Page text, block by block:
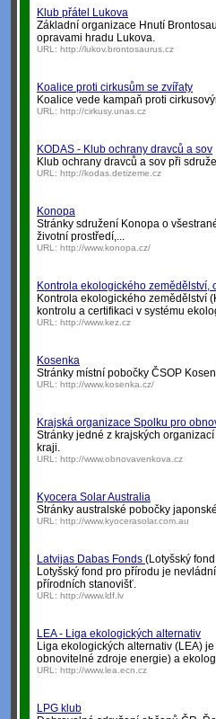
Klub přátel Lukova
Základní organizace Hnutí
opravami hradu Lukova.
URL: http://lukov.brontosaurus.cz
Koalice proti cirkusům se zvířaty
Koalice vede kampaň proti
URL: http://cirkusy.unas.cz
KODAS - Klub ochrany dravců a sov
Klub ochrany dravců a sov při
URL: http://kodas.detizeme.cz
Konopa
Stránky sdružení Konopa o
životní prostředí,...
URL: http://www.konopa.cz/
Kontrola ekologického zemědělství,
Kontrola ekologického zemědělství
kontrolu a certifikaci v systému
URL: http://www.kez.cz
Kosenka
Stránky místní pobočky ČSOP
URL: http://www.kosenka.cz/
Krajská organizace Spolku pro
Stránky jedné z krajských
kraji.
URL: http://www.obnovavenkova.cz
Kyocera Solar Australia
Stránky australské pobočky
URL: http://www.kyocerasolar.com.au
Latvijas Dabas Fonds (Lotyšský
Lotyšský fond pro přírodu je
přírodních stanovišť.
URL: http://www.ldf.lv
LEA - Liga ekologických alternativ
Liga ekologických alternativ (LEA)
obnovitelné zdroje energie) a
URL: http://www.lea.ecn.cz
LPG klub